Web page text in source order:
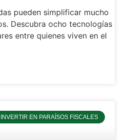
pueden simplificar mucho
Descubra ocho tecnologías
entre quienes viven en el
INVERTIR EN PARAÍSOS FISCALES